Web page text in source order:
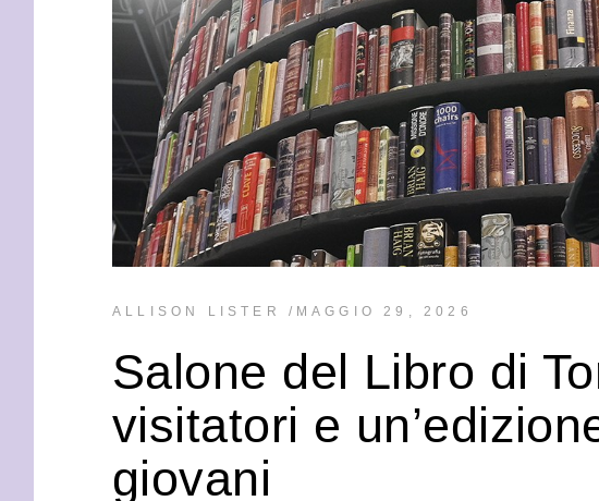
ALLISON LISTER MAGGIO 29, 2026
Salone del Libro di
visitatori e
giovani